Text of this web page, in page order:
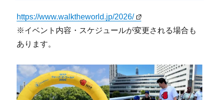
https://www.walktheworld.jp/2026/
※イベント内容・スケジュールが変更される場合も
あります。